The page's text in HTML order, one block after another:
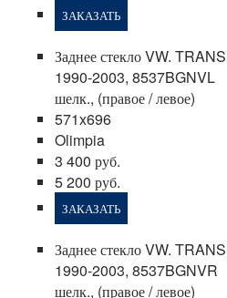
ЗАКАЗАТЬ
Заднее стекло VW.
1990-2003, 8537BGNVL
шелк., (правое / левое)
571x696
Olimpia
3 400 руб.
5 200 руб.
ЗАКАЗАТЬ
Заднее стекло VW.
1990-2003, 8537BGNVR
шелк., (правое / левое)